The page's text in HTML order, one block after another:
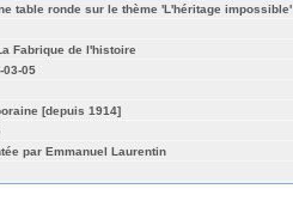
table ronde sur le thème 'L'héritage impossible'
Fabrique de l'histoire
03-05
[depuis 1914]
par Emmanuel Laurentin